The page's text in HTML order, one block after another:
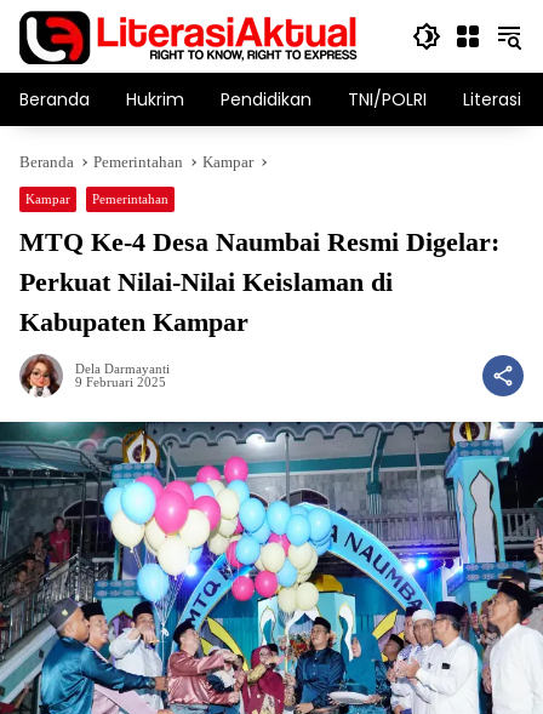
Langsung
konten
Beranda Hukrim Pendidikan TNI/POLRI Literasi
Beranda Pemerintahan Kampar
Kampar Pemerintahan
MTQ Ke-4 Desa Naumbai Resmi Digelar:
Perkuat Nilai-Nilai Keislaman di
Kabupaten Kampar
Dela Darmayanti
9 Februari 2025